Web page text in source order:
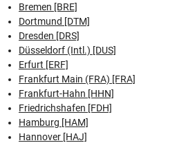
Bremen [BRE]
Dortmund [DTM]
Dresden [DRS]
Düsseldorf (Intl.) [DUS]
Erfurt [ERF]
Frankfurt Main (FRA) [FRA]
Frankfurt-Hahn [HHN]
Friedrichshafen [FDH]
Hamburg [HAM]
Hannover [HAJ]